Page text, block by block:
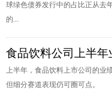
球绿色债券发行中的占比正从去
的...
食品饮料公司上半年
上半年，食品饮料上市公司的业
但细分赛道表现仍可圈可点。